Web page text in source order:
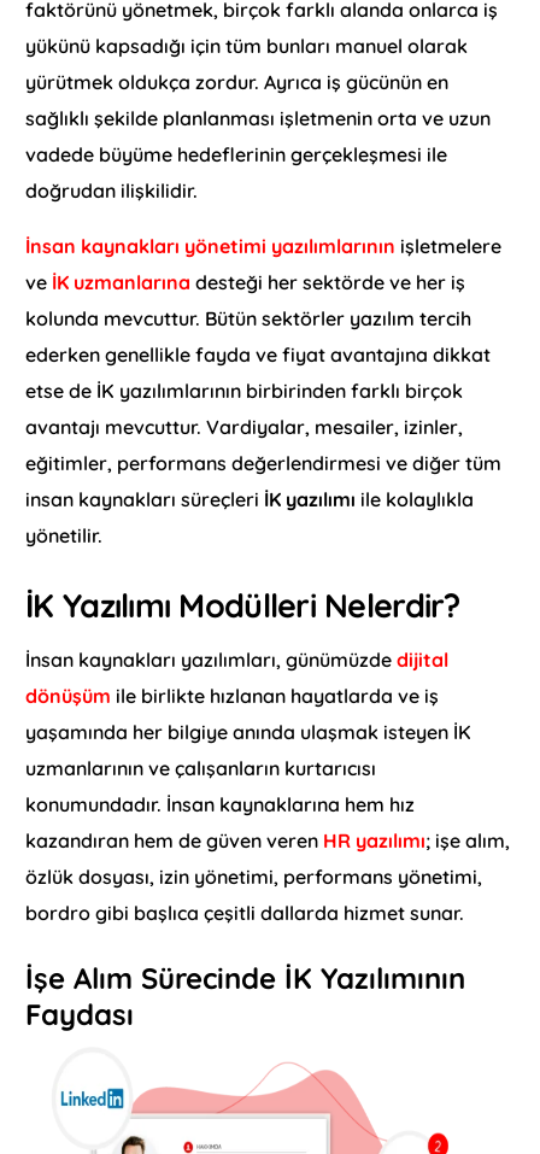
faktörünü yönetmek, birçok farklı alanda onlarca iş
yükünü kapsadığı için tüm bunları manuel olarak
yürütmek oldukça zordur. Ayrıca iş gücünün en
sağlıklı şekilde planlanması işletmenin orta ve uzun
vadede büyüme hedeflerinin gerçekleşmesi ile
doğrudan ilişkilidir.
İnsan kaynakları yönetimi yazılımlarının işletmelere
ve İK uzmanlarına desteği her sektörde ve her iş
kolunda mevcuttur. Bütün sektörler yazılım tercih
ederken genellikle fayda ve fiyat avantajına dikkat
etse de İK yazılımlarının birbirinden farklı birçok
avantajı mevcuttur. Vardiyalar, mesailer, izinler,
eğitimler, performans değerlendirmesi ve diğer tüm
insan kaynakları süreçleri İK yazılımı ile kolaylıkla
yönetilir.
İK Yazılımı Modülleri Nelerdir?
İnsan kaynakları yazılımları, günümüzdedijital
dönüşüm ile birlikte hızlanan hayatlarda ve iş
yaşamında her bilgiye anında ulaşmak isteyen İK
uzmanlarının ve çalışanların kurtarıcısı
konumundadır. İnsan kaynaklarına hem hız
kazandıran hem de güven veren HR yazılımı; işe alım,
özlük dosyası, izin yönetimi, performans yönetimi,
bordro gibi başlıca çeşitli dallarda hizmet sunar.
İşe Alım Sürecinde İK Yazılımının
Faydası